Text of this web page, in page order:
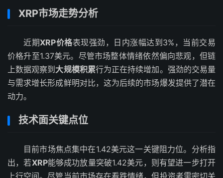
XRP市场走势分析
近期XRP价格表现强劲，日内涨幅达到3%，当前交易
价格升至1.37美元。尽管市场整体情绪依然偏向悲观，但链
上数据观察到大规模积累行为正在持续增加。强劲的交易量
与需求增长形成鲜明对比，这为后续的市场爆发提供了潜在
动力。
技术面关键点位
目前市场焦点集中在1.42美元这一关键阻力位。分析指
出，若XRP能够成功放量突破1.42美元，则有望进一步打开
上行空间。尽管当前市场存在看跌情绪，但投资者需密切关